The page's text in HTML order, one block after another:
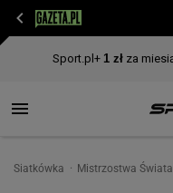
Siatkówka Mistrzostwa Świata